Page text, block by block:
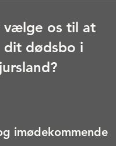
vælge os til at
dit dødsbo i
imødekommende